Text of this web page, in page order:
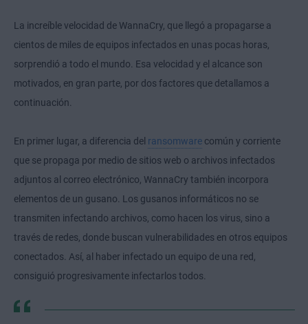
La increíble velocidad de WannaCry, que llegó a propagarse a
cientos de miles de equipos infectados en unas pocas horas,
sorprendió a todo el mundo. Esa velocidad y el alcance son
motivados, en gran parte, por dos factores que detallamos a
continuación.
En primer lugar, a diferencia del ransomware común y corriente
que se propaga por medio de sitios web o archivos infectados
adjuntos al correo electrónico, WannaCry también incorpora
elementos de un gusano. Los gusanos informáticos no se
transmiten infectando archivos, como hacen los virus, sino a
través de redes, donde buscan vulnerabilidades en otros equipos
conectados. Así, al haber infectado un equipo de una red,
consiguió progresivamente infectarlos todos.